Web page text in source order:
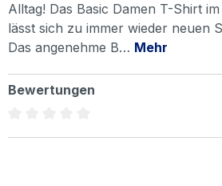
Alltag! Das Basic Damen T-Shirt
lässt sich zu immer wieder neuen
Das angenehme B… Mehr
Bewertungen